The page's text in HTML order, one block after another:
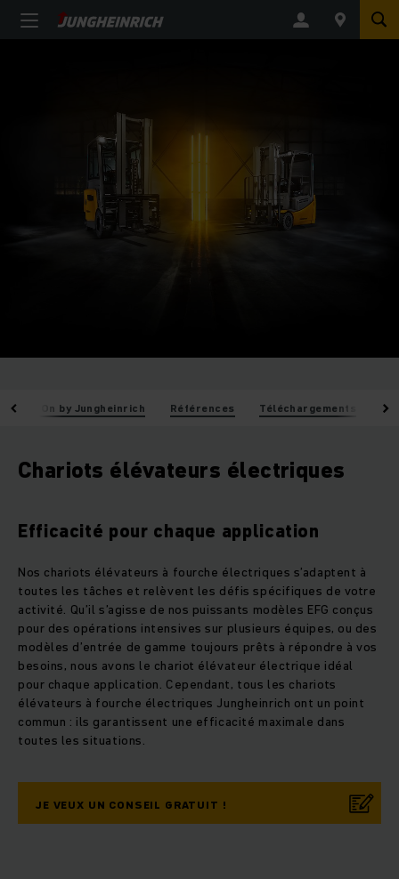
AntOn by Jungheinrich Références Téléchargements
Chariots élévateurs électriques
Efficacité pour chaque application
Nos chariots élévateurs à fourche électriques s’adaptent à
toutes les tâches et relèvent les défis spécifiques de votre
activité. Qu’il s’agisse de nos puissants modèles EFG conçus
pour des opérations intensives sur plusieurs équipes, ou des
modèles d’entrée de gamme toujours prêts à répondre à vos
besoins, nous avons le chariot élévateur électrique idéal
pour chaque application. Cependant, tous les chariots
élévateurs à fourche électriques Jungheinrich ont un point
commun : ils garantissent une efficacité maximale dans
toutes les situations.
JE VEUX UN CONSEIL GRATUIT !